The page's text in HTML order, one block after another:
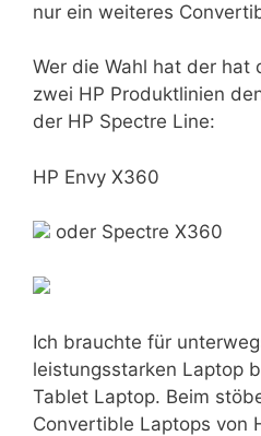
nur ein weiteres
Wer die Wahl hat der hat
zwei HP Produktlinien
der HP Spectre Line:
HP Envy X360
oder Spectre X360
Ich brauchte für
leistungsstarken Laptop
Tablet Laptop. Beim
Convertible Laptops von